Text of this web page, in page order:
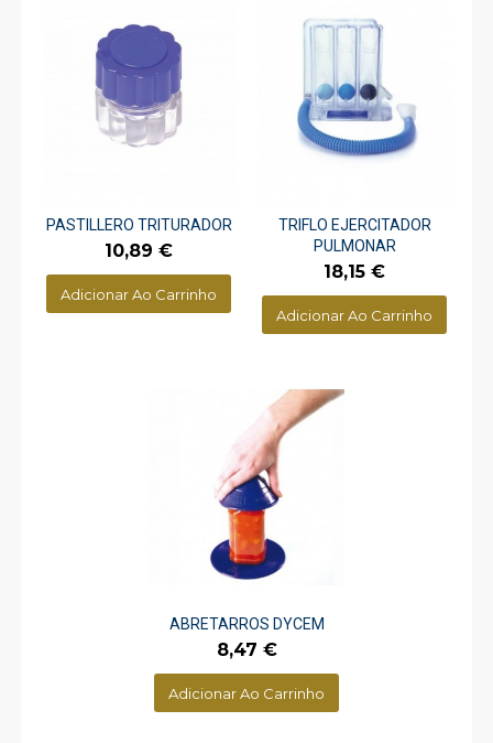
PASTILLERO TRITURADOR
Preço
10,89 €
Adicionar Ao Carrinho
TRIFLO EJERCITADOR
PULMONAR
Preço
18,15 €
Adicionar Ao Carrinho
ABRETARROS DYCEM
Preço
8,47 €
Adicionar Ao Carrinho